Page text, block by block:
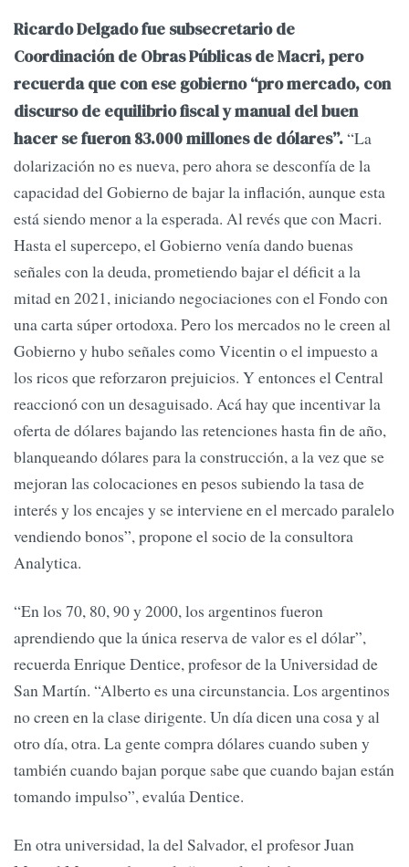
Ricardo Delgado fue subsecretario de
Coordinación de Obras Públicas de Macri, pero
recuerda que con ese gobierno “pro mercado, con
discurso de equilibrio fiscal y manual del buen
hacer se fueron 83.000 millones de dólares”.“La
dolarización no es nueva, pero ahora se desconfía de la
capacidad del Gobierno de bajar la inflación, aunque esta
está siendo menor a la esperada. Al revés que con Macri.
Hasta el supercepo, el Gobierno venía dando buenas
señales con la deuda, prometiendo bajar el déficit a la
mitad en 2021, iniciando negociaciones con el Fondo con
una carta súper ortodoxa. Pero los mercados no le creen al
Gobierno y hubo señales como Vicentin o el impuesto a
los ricos que reforzaron prejuicios. Y entonces el Central
reaccionó con un desaguisado. Acá hay que incentivar la
oferta de dólares bajando las retenciones hasta fin de año,
blanqueando dólares para la construcción, a la vez que se
mejoran las colocaciones en pesos subiendo la tasa de
interés y los encajes y se interviene en el mercado paralelo
vendiendo bonos”, propone el socio de la consultora
Analytica.
“En los 70, 80, 90 y 2000, los argentinos fueron
aprendiendo que la única reserva de valor es el dólar”,
recuerda Enrique Dentice, profesor de la Universidad de
San Martín. “Alberto es una circunstancia. Los argentinos
no creen en la clase dirigente. Un día dicen una cosa y al
otro día, otra. La gente compra dólares cuando suben y
también cuando bajan porque sabe que cuando bajan están
tomando impulso”, evalúa Dentice.
En otra universidad, la del Salvador, el profesor Juan